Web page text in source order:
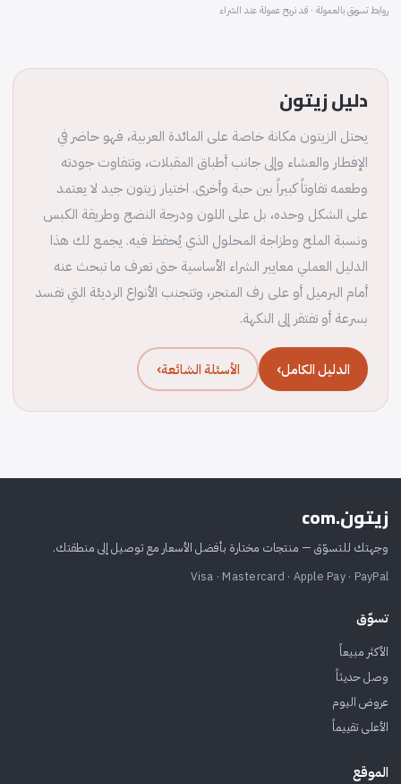
روابط تسويق بالعمولة · قد نربح عمولة عند الشراء
دليل زيتون
يحتل الزيتون مكانة خاصة على المائدة العربية، فهو حاضر في
الإفطار والعشاء وإلى جانب أطباق المقبلات، وتتفاوت جودته
وطعمه تفاوتاً كبيراً بين حبة وأخرى. اختيار زيتون جيد لا يعتمد
على الشكل وحده، بل على اللون ودرجة النضج وطريقة الكبس
ونسبة الملح وطزاجة المحلول الذي يُحفظ فيه. يجمع لك هذا
الدليل العملي معايير الشراء الأساسية حتى تعرف ما تبحث عنه
أمام البرميل أو على رف المتجر، وتتجنب الأنواع الرديئة التي تفسد
بسرعة أو تفتقر إلى النكهة.
الدليل الكامل الأسئلة الشائعة
زيتون.com
وجهتك للتسوّق — منتجات مختارة بأفضل الأسعار مع توصيل إلى منطقتك.
Visa · Mastercard · Apple Pay · PayPal
تسوّق
الأكثر مبيعاً
وصل حديثاً
عروض اليوم
الأعلى تقييماً
الموقع